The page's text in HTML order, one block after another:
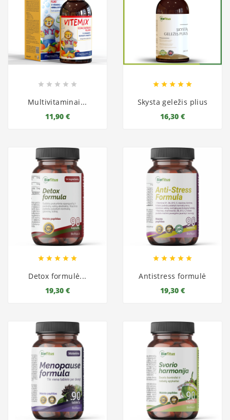
    
Multivitaminai...
11,90 €
    
Skysta geležis plius
16,30 €
    
Detox formulė...
19,30 €
    
Antistress formulė
19,30 €